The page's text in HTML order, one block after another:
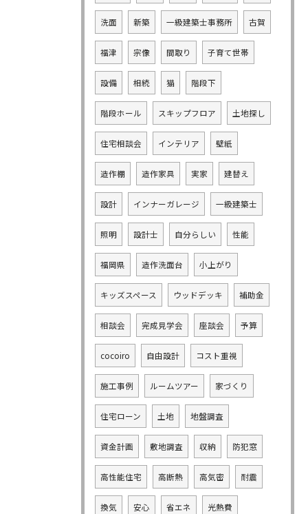
洗面 新築 一級建築士事務所 古賀
福津 宗像 間取り 子育て世帯
設備 相続 猫 階段下
階段ホール スキップフロア 土地探し
住宅相談会 インテリア 壁紙
造作棚 造作家具 実家 建替え
設計 インナーガレージ 一級建築士
照明 設計士 自分らしい 性能
福岡県 造作洗面台 小上がり
キッズスペース ウッドデッキ 補助金
相談会 完成見学会 座談会 予算
cocoiro 自由設計 コスト重視
施工事例 ルームツアー 家づくり
住宅ローン 土地 地盤調査
資金計画 敷地調査 収納 防犯窓
高性能住宅 高断熱 高気密 耐震
換気 安心 省エネ 光熱費